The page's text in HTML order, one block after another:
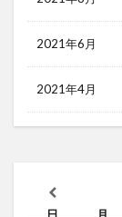
2021年6月
2021年4月